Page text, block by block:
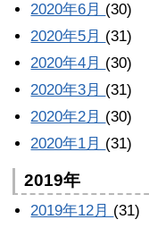
2020年6月 (30)
2020年5月 (31)
2020年4月 (30)
2020年3月 (31)
2020年2月 (30)
2020年1月 (31)
2019年
2019年12月 (31)